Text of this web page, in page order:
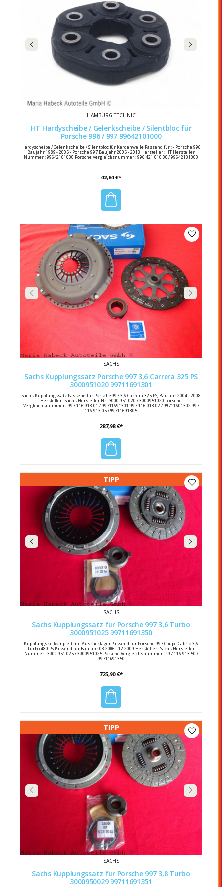
HAMBURG-TECHNIC
HT Hardyscheibe / Gelenkscheibe / Silentbloc für
Porsche 996 / 997 99642101000
Hardyscheibe / Gelenkscheibe / Silentbloc für Kardanwelle Passend für : - Porsche 996
Baujahr 1989 - 2005 - Porsche 997 Baujahr 2005 - 2013 Hersteller : HT Hersteller
Nummer : 99642101000 Porsche Vergleichsnummer : 996 421 010 00 / 99642101000
42,84 €*
SACHS
Sachs Kupplungssatz Porsche 997 3,6 Carrera 325 PS
3000951020 99711691301
Sachs Kupplungssatz Passend für Porsche 997 3,6 Carrera 325 PS, Baujahr 2004 - 2008
Hersteller : Sachs Hersteller Nr : 3000 951 020 / 3000951020 Porsche
Vergleichsnummer : 997 116 913 01 / 99711691301 997 116 013 02 / 99711601302 997
116 913 05 / 99711691305
287,98 €*
TIPP
SACHS
Sachs Kupplungssatz für Porsche 997 3,6 Turbo
3000951025 99711691350
Kupplungskit komplett mit Ausrücklager Passend für Porsche 997 Coupe Cabrio 3,6
Turbo 480 PS Passend für Baujahr 03.2006 - 12.2009 Hersteller : Sachs Hersteller
Nummer : 3000 951 025 / 3000951025 Porsche Vergleichsnummer : 997 116 913 50 /
99711691350
725,90 €*
TIPP
SACHS
Sachs Kupplungssatz für Porsche 997 3,8 Turbo
3000950029 99711691351